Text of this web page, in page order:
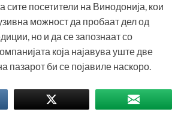
сите посетители на Винодонија, кои
можност да пробаат дел од
но и да се запознаат со
која најавува уште две
пазарот би се појавиле наскоро.